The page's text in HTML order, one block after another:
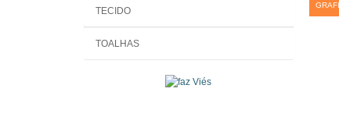
TECIDO
TOALHAS